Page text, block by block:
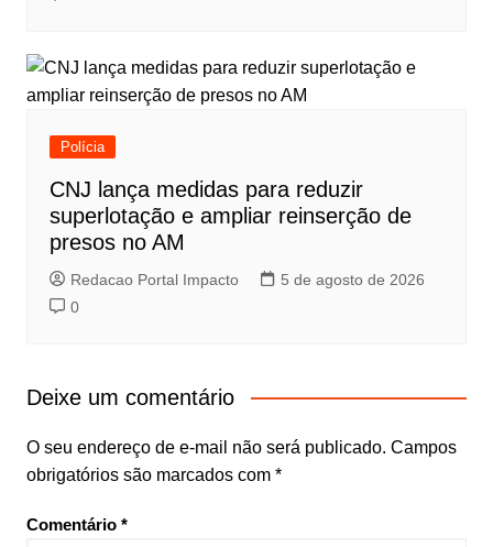
Polícia
CNJ lança medidas para reduzir
superlotação e ampliar reinserção de
presos no AM
Redacao Portal Impacto
5 de agosto de 2026
0
Deixe um comentário
O seu endereço de e-mail não será publicado. Campos
obrigatórios são marcados com *
Comentário *